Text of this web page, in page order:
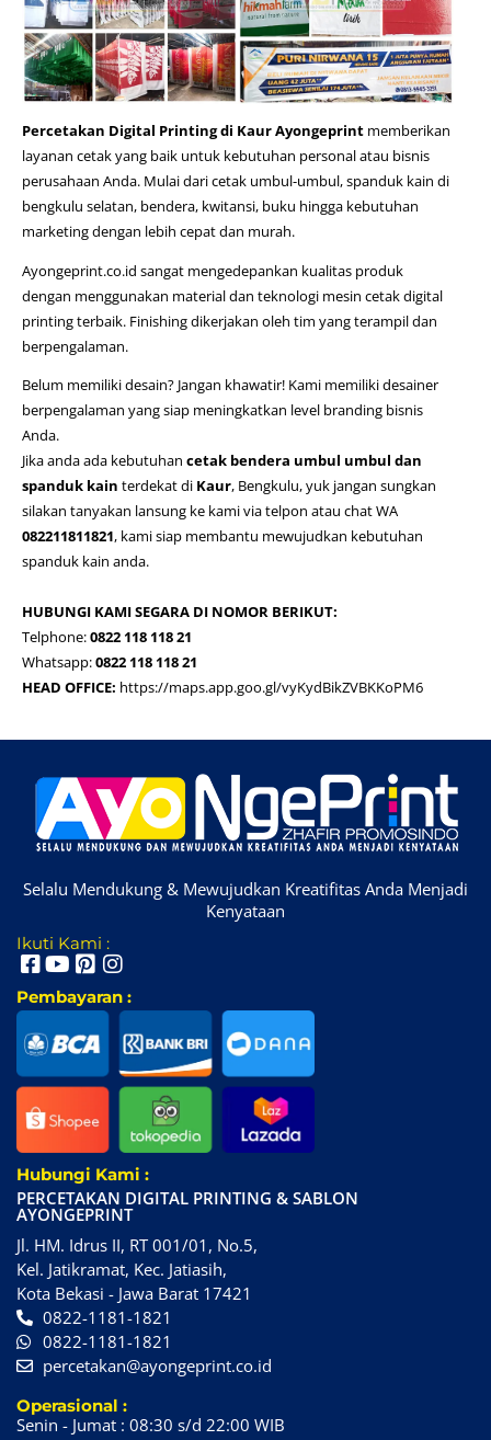
Percetakan Digital Printing di Kaur Ayongeprint memberikan
layanan cetak yang baik untuk kebutuhan personal atau bisnis
perusahaan Anda. Mulai dari cetak umbul-umbul,spanduk kain di
bengkulu selatan, bendera, kwitansi, buku hingga kebutuhan
marketing dengan lebih cepat dan murah.
Ayongeprint.co.id sangat mengedepankan kualitas produk
dengan menggunakan material dan teknologi mesin cetak digital
printing terbaik. Finishing dikerjakan oleh tim yang terampil dan
berpengalaman.
Belum memiliki desain? Jangan khawatir! Kami memiliki desainer
berpengalaman yang siap meningkatkan level branding bisnis
Anda.
Jika anda ada kebutuhan cetak bendera umbul umbul dan
spanduk kain terdekat di Kaur, Bengkulu, yuk jangan sungkan
silakan tanyakan lansung ke kami via telpon atau chat WA
082211811821, kami siap membantu mewujudkan kebutuhan
spanduk kain anda.
HUBUNGI KAMI SEGARA DI NOMOR BERIKUT:
Telphone:0822 118 118 21
Whatsapp:0822 118 118 21
HEAD OFFICE: https://maps.app.goo.gl/vyKydBikZVBKKoPM6
Selalu Mendukung & Mewujudkan Kreatifitas Anda Menjadi
Kenyataan
Ikuti Kami :
Pembayaran :
Hubungi Kami :
PERCETAKAN DIGITAL PRINTING & SABLON
AYONGEPRINT
Jl. HM. Idrus II, RT 001/01, No.5,
Kel. Jatikramat, Kec. Jatiasih,
Kota Bekasi - Jawa Barat 17421
0822-1181-1821
0822-1181-1821
percetakan@ayongeprint.co.id
Operasional :
Senin - Jumat : 08:30 s/d 22:00 WIB